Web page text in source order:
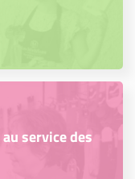
service des